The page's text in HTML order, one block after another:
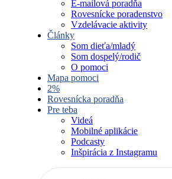
E-mailová poradňa
Rovesnícke poradenstvo
Vzdelávacie aktivity
Články
Som dieťa/mladý
Som dospelý/rodič
O pomoci
Mapa pomoci
2%
Rovesnícka poradňa
Pre teba
Videá
Mobilné aplikácie
Podcasty
Inšpirácia z Instagramu